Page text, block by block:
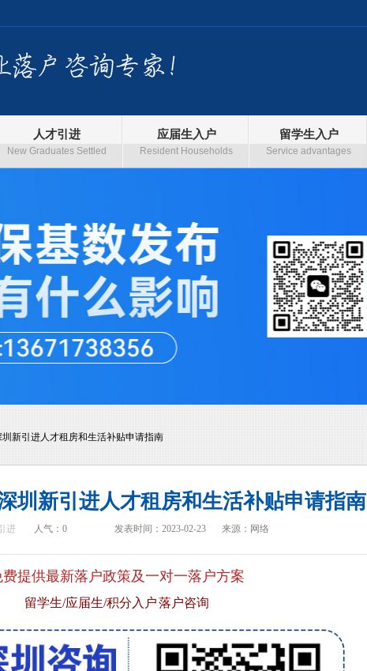
人才引进
New Graduates Settled
应届生入户
Resident Households
留学生入户
Service advantages
新引进人才租房和生活补贴申请指南
圳新引进人才租房和生活补贴申请指南
进 人气： 0 发表时间：2023-02-23 来源：网络
费提供最新落户政策及一对一落户方案
留学生/应届生/积分入户 落户咨询